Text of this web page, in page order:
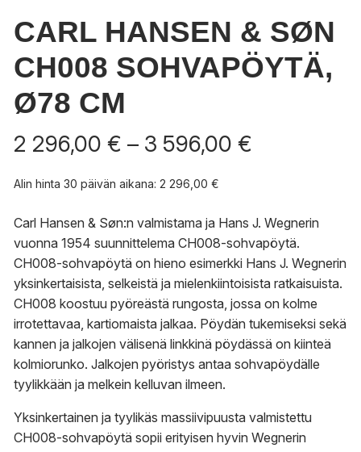
CARL HANSEN & SØN
CH008 SOHVAPÖYTÄ,
Ø78 CM
2 296,00 € – 3 596,00 €
3
596,00 €
Alin hinta 30 päivän aikana: 2 296,00 €
Carl Hansen & Søn:n valmistama ja Hans J. Wegnerin
vuonna 1954 suunnittelema CH008-sohvapöytä.
CH008-sohvapöytä on hieno esimerkki Hans J. Wegnerin
yksinkertaisista, selkeistä ja mielenkiintoisista ratkaisuista.
CH008 koostuu pyöreästä rungosta, jossa on kolme
irrotettavaa, kartiomaista jalkaa. Pöydän tukemiseksi sekä
kannen ja jalkojen välisenä linkkinä pöydässä on kiinteä
kolmiorunko. Jalkojen pyöristys antaa sohvapöydälle
tyylikkään ja melkein kelluvan ilmeen.
Yksinkertainen ja tyylikäs massiivipuusta valmistettu
CH008-sohvapöytä sopii erityisen hyvin Wegnerin